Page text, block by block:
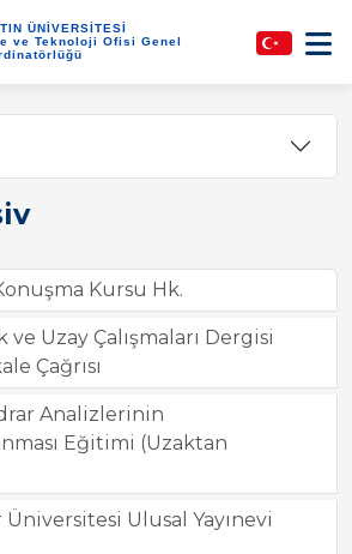
ÜNİVERSİTESİ
ve Teknoloji Ofisi Genel
Kursu Hk.
ve Uzay Çalışmaları Dergisi
Çağrısı
Analizlerinin
Eğitimi (Uzaktan
Ulusal Yayınevi